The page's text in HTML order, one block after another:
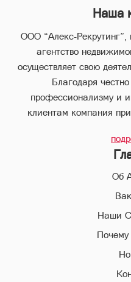
Наша
ООО “Алекс-Рекрутинг”,
агентство
осуществляет свою
Благодаря
профессионализму и
клиентам компания
В компании “Алекс-Р”
услуг, что позволяет
времени совершить
Благодаря
всестороннему
персонал компании
Об
Наши
Почему